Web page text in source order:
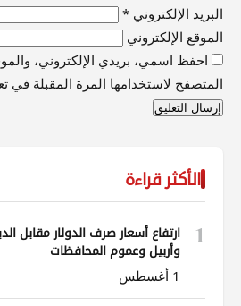
البريد الإلكتروني *
الموقع الإلكتروني
احفظ اسمي، بريدي الإلكتروني،
المتصفح لاستخدامها المرة المقبلة في
الأكثر قراءة
1
ارتفاع أسعار صرف الدولار مقابل
وأربيل وعموم المحافظات
1 أغسطس